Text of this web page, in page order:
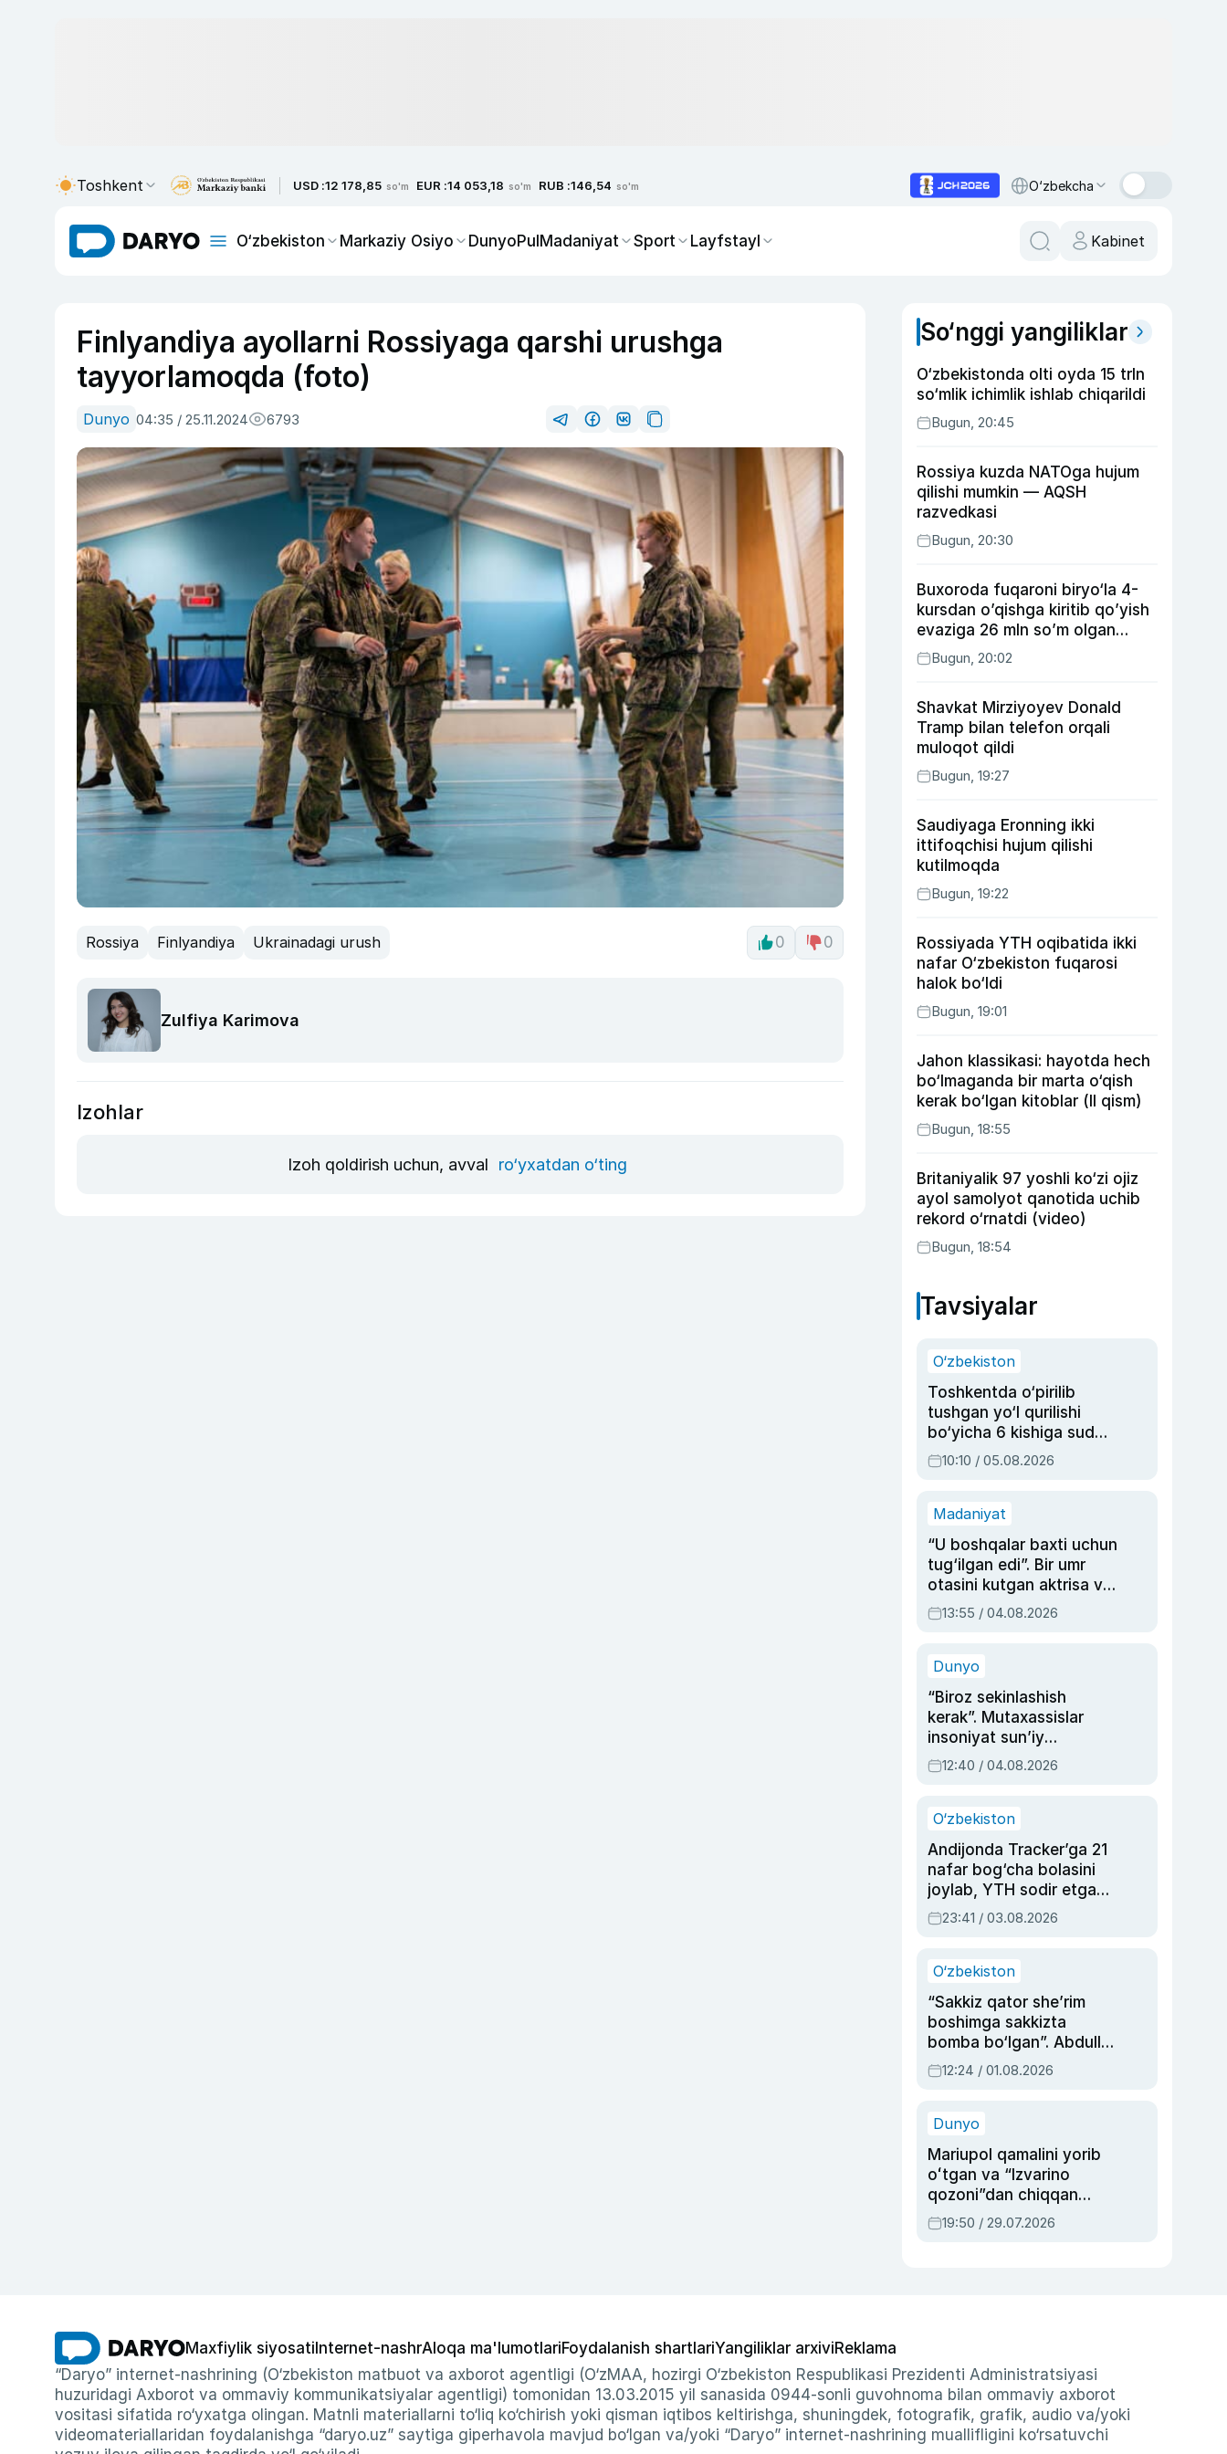
Toshkent USD :12 178,85 so'm EUR :14 053,18 so'm RUB :146,54 so'm O‘zbekcha
O‘zbekiston Markaziy Osiyo DunyoPulMadaniyat Sport Layfstayl Kabinet
Finlyandiya ayollarni Rossiyaga qarshi urushga
tayyorlamoqda (foto)
Dunyo 04:35 / 25.11.2024 6793
Rossiya Finlyandiya Ukrainadagi urush 0 0
Zulfiya Karimova
Izohlar
Izoh qoldirish uchun, avval ro‘yxatdan o‘ting
So‘nggi yangiliklar
O‘zbekistonda olti oyda 15 trln
so‘mlik ichimlik ishlab chiqarildi
Bugun, 20:45
Rossiya kuzda NATOga hujum
qilishi mumkin — AQSH
razvedkasi
Bugun, 20:30
Buxoroda fuqaroni biryo‘la 4-
kursdan o’qishga kiritib qo’yish
evaziga 26 mln so’m olgan
shaxs ushlandi
Bugun, 20:02
Shavkat Mirziyoyev Donald
Tramp bilan telefon orqali
muloqot qildi
Bugun, 19:27
Saudiyaga Eronning ikki
ittifoqchisi hujum qilishi
kutilmoqda
Bugun, 19:22
Rossiyada YTH oqibatida ikki
nafar O‘zbekiston fuqarosi
halok bo‘ldi
Bugun, 19:01
Jahon klassikasi: hayotda hech
bo‘lmaganda bir marta o‘qish
kerak bo‘lgan kitoblar (II qism)
Bugun, 18:55
Britaniyalik 97 yoshli ko‘zi ojiz
ayol samolyot qanotida uchib
rekord o‘rnatdi (video)
Bugun, 18:54
Tavsiyalar
O‘zbekiston
Toshkentda o‘pirilib
tushgan yo‘l qurilishi
bo‘yicha 6 kishiga sud
hukmi o‘qildi
10:10 / 05.08.2026
Madaniyat
“U boshqalar baxti uchun
tug‘ilgan edi”. Bir umr
otasini kutgan aktrisa va
dublyaj ustasi Rimma
Ahmedovaning
13:55 / 04.08.2026
Dunyo
“Biroz sekinlashish
kerak”. Mutaxassislar
insoniyat sun’iy
intellektni boshqara
olmay qolishidan xavotir
12:40 / 04.08.2026
O‘zbekiston
Andijonda Tracker’ga 21
nafar bog‘cha bolasini
joylab, YTH sodir etgan
ayolga sud hukmi o‘qildi
23:41 / 03.08.2026
O‘zbekiston
“Sakkiz qator she’rim
boshimga sakkizta
bomba bo‘lgan”. Abdulla
Oripovni siyosiy
ayblovlardan asrab
12:24 / 01.08.2026
Dunyo
Mariupol qamalini yorib
oʻtgan va “Izvarino
qozoni”dan chiqqan
qahramon — Ukraina
armiyasi bosh
19:50 / 29.07.2026
Maxfiylik siyosati Internet-nashrAloqa ma'lumotlariFoydalanish shartlariYangiliklar arxiviReklama
“Daryo” internet-nashrining (O‘zbekiston matbuot va axborot agentligi (O‘zMAA, hozirgi O‘zbekiston Respublikasi Prezidenti Administratsiyasi
huzuridagi Axborot va ommaviy kommunikatsiyalar agentligi) tomonidan 13.03.2015 yil sanasida 0944-sonli guvohnoma bilan ommaviy axborot
vositasi sifatida ro‘yxatga olingan. Matnli materiallarni to‘liq ko‘chirish yoki qisman iqtibos keltirishga, shuningdek, fotografik, grafik, audio va/yoki
videomateriallaridan foydalanishga “daryo.uz” saytiga giperhavola mavjud bo‘lgan va/yoki “Daryo” internet-nashrining muallifligini ko‘rsatuvchi